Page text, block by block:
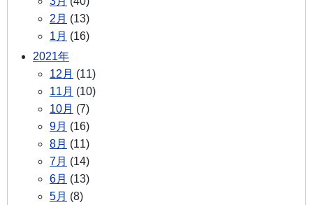
2月 (13)
1月 (16)
2021年
12月 (11)
11月 (10)
10月 (7)
9月 (16)
8月 (11)
7月 (14)
6月 (13)
5月 (8)